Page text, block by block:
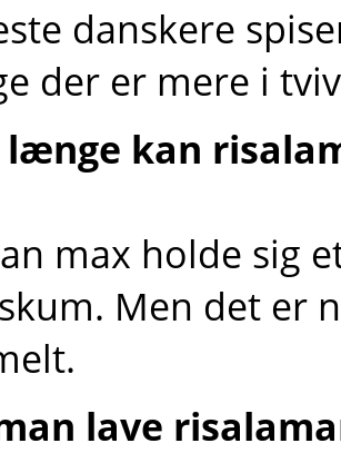
danskere
der er mere i
længe kan
max holde sig
Men det er
lave